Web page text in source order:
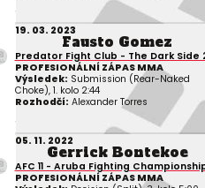
19. 03. 2023
Fausto Gomez
Predator Fight Club - The Dark Side
PROFESIONÁLNÍ ZÁPAS MMA
Výsledek: Submission (Rear-Naked
Choke), 1. kolo 2:44
Rozhodčí: Alexander Torres
05. 11. 2022
Gerrick Bontekoe
AFC 11 - Aruba Fighting Championship
PROFESIONÁLNÍ ZÁPAS MMA